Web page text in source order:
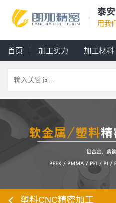
泰
用我
首页 加工实力 加工材料
塑料CNC精密加工